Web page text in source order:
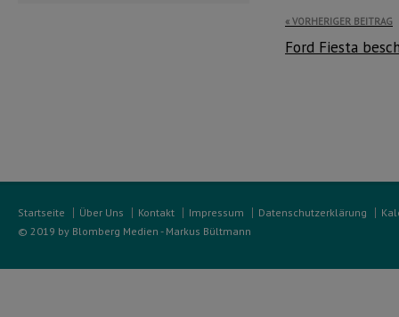
VORHERIGER BEITRAG
Ford Fiesta
Startseite Über Uns Kontakt Impressum Datenschutzerklärung
© 2019 by Blomberg Medien - Markus Bültmann